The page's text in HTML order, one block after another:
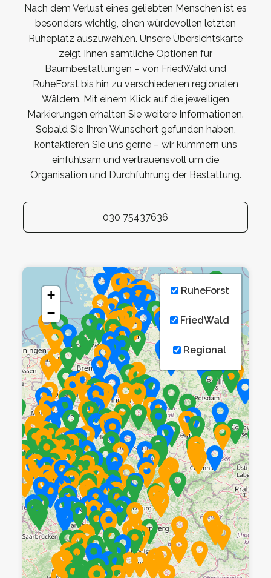
Nach dem Verlust eines geliebten Menschen ist es
besonders wichtig, einen würdevollen letzten
Ruheplatz auszuwählen. Unsere Übersichtskarte
zeigt Ihnen sämtliche Optionen für
Baumbestattungen – von FriedWald und
RuheForst bis hin zu verschiedenen regionalen
Wäldern. Mit einem Klick auf die jeweiligen
Markierungen erhalten Sie weitere Informationen.
Sobald Sie Ihren Wunschort gefunden haben,
kontaktieren Sie uns gerne – wir kümmern uns
einfühlsam und vertrauensvoll um die
Organisation und Durchführung der Bestattung.
030 75437636
+
−
RuheForst
FriedWald
Regional